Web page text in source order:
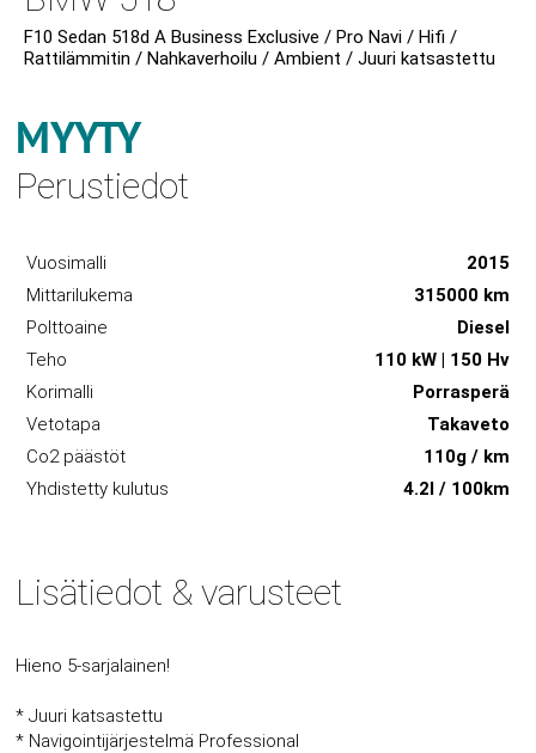
F10 Sedan 518d A Business Exclusive / Pro Navi / Hifi /
Rattilämmitin / Nahkaverhoilu / Ambient / Juuri katsastettu
MYYTY
Perustiedot
Vuosimalli
2015
Mittarilukema
315000 km
Polttoaine
Diesel
Teho
110 kW | 150 Hv
Korimalli
Porrasperä
Vetotapa
Takaveto
Co2 päästöt
110g / km
Yhdistetty kulutus
4.2l / 100km
Lisätiedot & varusteet
Hieno 5-sarjalainen!
* Juuri katsastettu
* Navigointijärjestelmä Professional